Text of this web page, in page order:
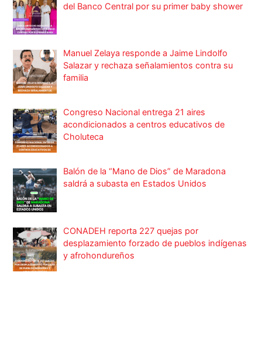
del Banco Central por su primer baby shower
Manuel Zelaya responde a Jaime Lindolfo
Salazar y rechaza señalamientos contra su
familia
Congreso Nacional entrega 21 aires
acondicionados a centros educativos de
Choluteca
Balón de la “Mano de Dios” de Maradona
saldrá a subasta en Estados Unidos
CONADEH reporta 227 quejas por
desplazamiento forzado de pueblos indígenas
y afrohondureños